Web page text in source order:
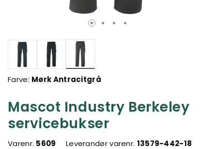
Mascot Industry Berkeley
servicebukser
Varenr. 5609 Leverandør varenr. 13579-442-18
valgte
Farve: Mørk Antracitgrå